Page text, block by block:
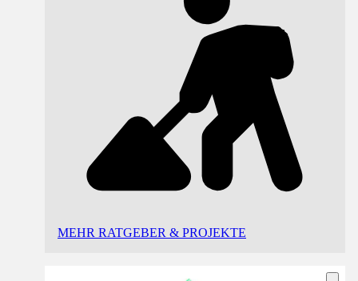
MEHR RATGEBER & PROJEKTE